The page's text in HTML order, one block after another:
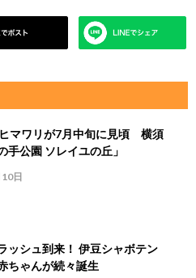
マワリが7月中旬に見頃 横須
手公園 ソレイユの丘」
日
ッシュ到来！ 伊豆シャボテン
ちゃんが続々誕生